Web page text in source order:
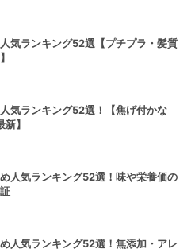
気ランキング52選【プチプラ・髪質
気ランキング52選！【焦げ付かな
】
人気ランキング52選！味や栄養価の
人気ランキング52選！無添加・アレ